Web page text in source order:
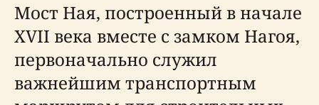
Мост Ная, построенный в начале
XVII века вместе с замком Нагоя,
первоначально служил
важнейшим транспортным